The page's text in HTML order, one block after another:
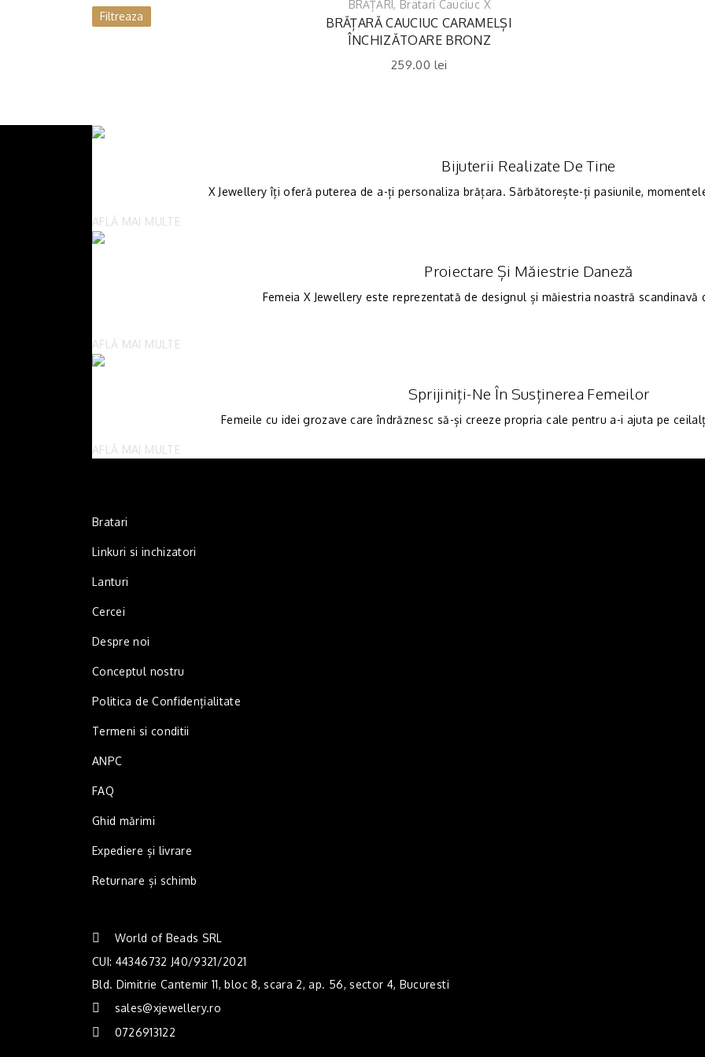
BRĂȚĂRI , Bratari Cauciuc X
BRĂȚARĂ CAUCIUC CARAMELȘI
ÎNCHIZĂTOARE BRONZ
259.00 lei
Filtreaza
Bijuterii Realizate De Tine
X Jewellery îți oferă puterea de a-ți personaliza brățara. Sărbătorește-ți pasiunile,
AFLĂ MAI MULTE
Proiectare Și Măiestrie Daneză
Femeia X Jewellery este reprezentată de designul și măiestria noastră scandinavă
AFLĂ MAI MULTE
Sprijiniți-Ne În Susținerea Femeilor
Femeile cu idei grozave care îndrăznesc să-și creeze propria cale pentru a-i ajuta pe
AFLĂ MAI MULTE
Bratari
Linkuri si inchizatori
Lanturi
Cercei
Despre noi
Conceptul nostru
Politica de Confidențialitate
Termeni si conditii
ANPC
FAQ
Ghid mărimi
Expediere și livrare
Returnare și schimb
World of Beads SRL
CUI: 44346732 J40/9321/2021
Bld. Dimitrie Cantemir 11, bloc 8, scara 2, ap. 56, sector 4, Bucuresti
sales@xjewellery.ro
0726913122